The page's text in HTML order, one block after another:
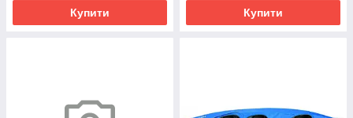
Купити Купити